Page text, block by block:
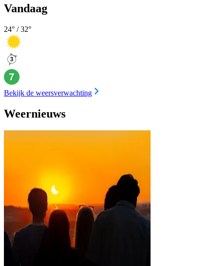
Vandaag
24° /32°
Bekijk de weersverwachting
Weernieuws